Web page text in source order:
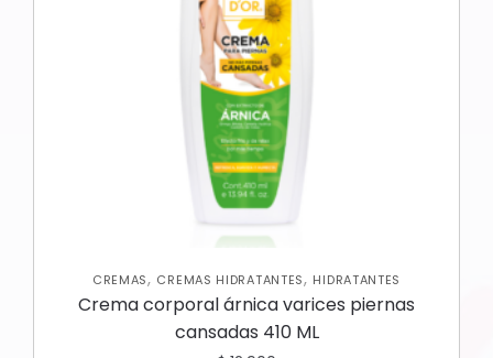
CREMAS, CREMAS HIDRATANTES, HIDRATANTES
Crema corporal árnica varices piernas
cansadas 410 ML